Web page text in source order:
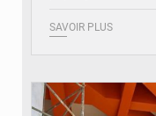
SAVOIR PLUS